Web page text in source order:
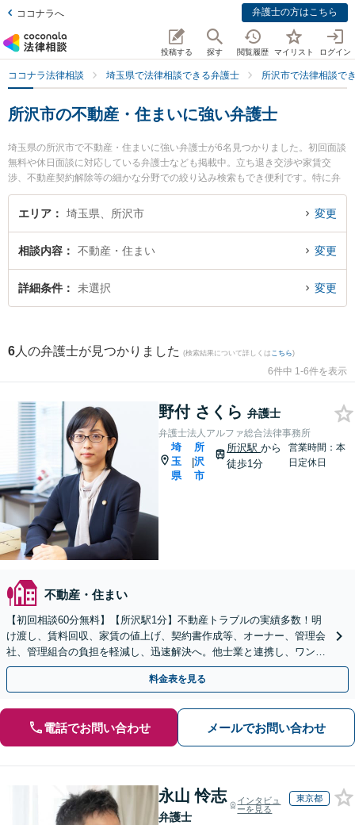
ココナラへ 弁護士の方はこちら
投稿する 探す 閲覧履歴 マイリスト ログイン
ココナラ法律相談 埼玉県で法律相談できる弁護士 所沢市で法律相談で
所沢市の不動産・住まいに強い弁護士
埼玉県の所沢市で不動産・住まいに強い弁護士が6名見つかりました。初回面談
無料や休日面談に対応している弁護士なども掲載中。立ち退き交渉や家賃交
渉、不動産契約解除等の細かな分野での絞り込み検索もでき便利です。特に弁
護士法人アルファ総合法律事務所の野付 さくら弁護士や弁護士法人アルファ総
合法律事務所の中山 純子弁護士、武蔵野合同法律事務所の加藤 剛毅弁護士のプ
『不動産・住まいのトラブル解決の実績豊富な近くの弁護士を検索したい』
『初回相談無料で不動産・住まいを法律相談できる所沢市内の弁護士に相談予
約したい』などでお困りの相談者さんにおすすめです。
エリア 埼玉県、所沢市 変更
相談内容 不動産・住まい 変更
詳細条件 未選択 変更
6 人の弁護士が見つかりました (検索結果について詳しくは こちら)
6件中 1-6件を表示
野付 さくら 弁護士
弁護士法人アルファ総合法律事務所
埼
玉
県
|
所
沢
市
所沢駅から
徒歩1分
営業時間：本
日定休日
不動産・住まい
【初回相談60分無料】【所沢駅1分】不動産トラブルの実績多数！明
け渡し、賃料回収、家賃の値上げ、契約書作成等、オーナー、管理会
社、管理組合の負担を軽減し、迅速解決へ。他士業と連携し、ワンス
トップでサポート【当日・夜間（18時まで）の相談可】
料金表を見る
電話でお問い合わせ メールでお問い合わせ
永山 怜志
弁護士
インタビュ
ーを見る
東京都